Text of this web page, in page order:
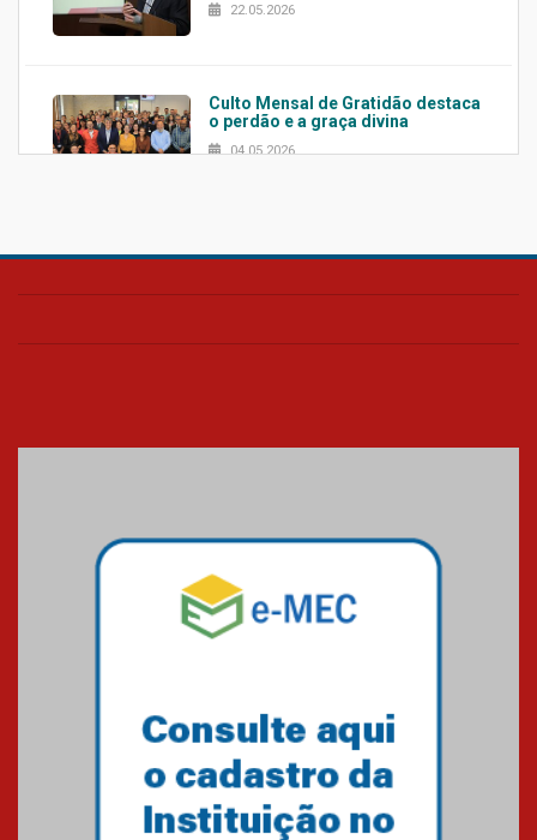
22.05.2026
Culto Mensal de Gratidão destaca
o perdão e a graça divina
04.05.2026
Confira como foi o culto mensal
Mackenzie mobiliza campanha
solidária para apoiar famílias em
Minas Gerais
Primeiro culto do ano ressalta o
27.02.2026